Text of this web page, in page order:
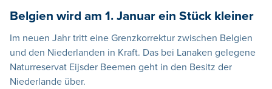
Belgien wird am 1. Januar ein Stück kleiner
Im neuen Jahr tritt eine Grenzkorrektur zwischen Belgien
und den Niederlanden in Kraft. Das bei Lanaken gelegene
Naturreservat Eijsder Beemen geht in den Besitz der
Niederlande über.